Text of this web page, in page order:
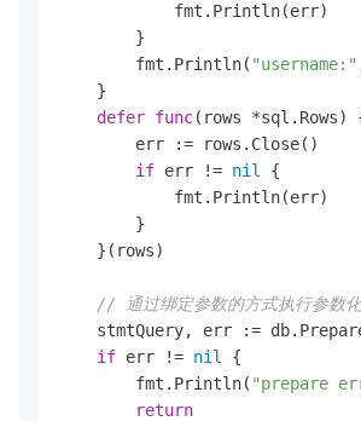
            fmt.Println(err)
        }
        fmt.Println(
"username:"
    }
defer func(rows *sql.Rows)
        err := rows.Close()
if err != nil {
            fmt.Println(err)
        }
    }(rows)
// 通过绑定参数的方式执行参数
stmtQuery, err :=
if err != nil {
        fmt.Println(
"prepare
return